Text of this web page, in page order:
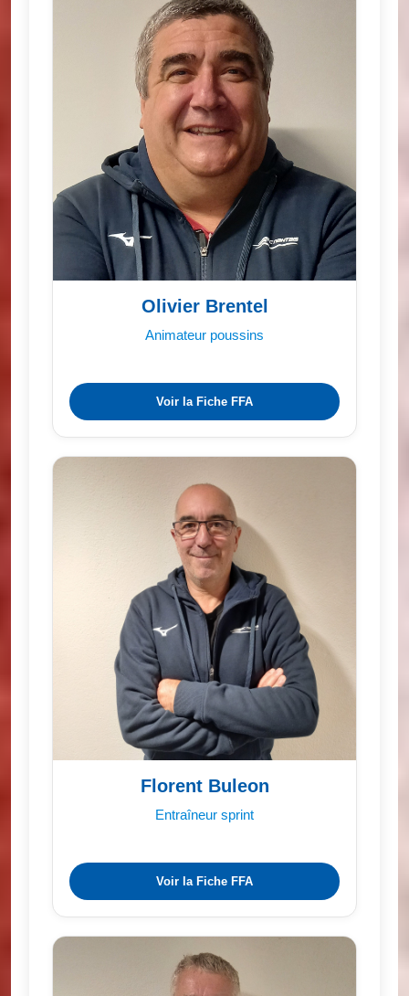
Olivier Brentel
Animateur poussins
Voir la Fiche FFA
Florent Buleon
Entraîneur sprint
Voir la Fiche FFA